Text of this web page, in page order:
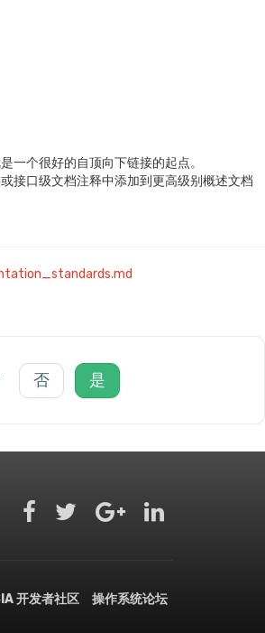
一个很好的自顶向下链接的起点。
接口级文档注释中添加到更高级别概述文档
否 是
开发者社区 操作系统论坛